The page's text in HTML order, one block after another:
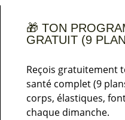
🎁 TON
GRATUIT (9
Reçois gratuitement
santé complet (9
corps, élastiques,
chaque dimanche.